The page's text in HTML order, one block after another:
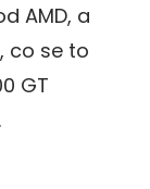
AMD, a
co se to
GT